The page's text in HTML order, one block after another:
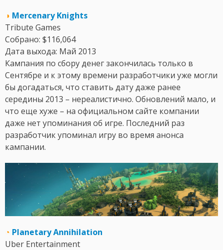
◑ Mercenary Knights
Tribute Games
Собрано: $116,064
Дата выхода: Май 2013
Кампания по сбору денег закончилась только в
Сентябре и к этому времени разработчики уже могли
бы догадаться, что ставить дату даже ранее
середины 2013 – нереалистично. Обновлений мало, и
что еще хуже – на официальном сайте компании
даже нет упоминания об игре. Последний раз
разработчик упоминал игру во время анонса
кампании.
◔ Planetary Annihilation
Uber Entertainment